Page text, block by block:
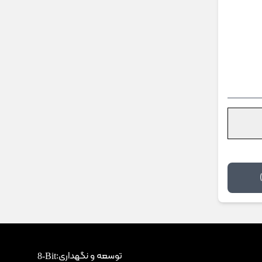
توسعه و نگهداری:8-Bit